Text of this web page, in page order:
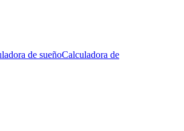
de sueñoCalculadora de